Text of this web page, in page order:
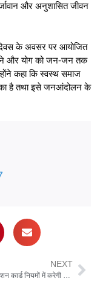
और अनुशासित जीवन
दिवस के अवसर पर आयोजित
और योग को जन-जन तक
कहा कि स्वस्थ समाज
है तथा इसे जनआंदोलन के
NEXT
धामी सरकार राशन कार्ड नियमों में करेगी बड़ा बदलाव, आय सीमा बढ़ाने की तैयार